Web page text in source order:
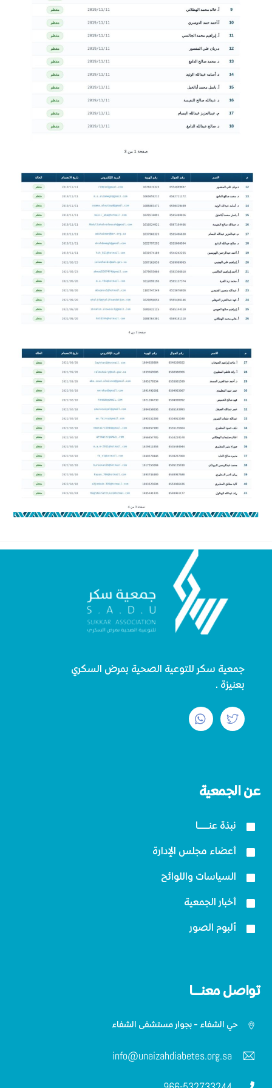
جمعية سكر للتوعية الصحية بمرض السكري
بعنيزة.
عن الجمعية
نبذة عنــــــا
أعضاء مجلس الإدارة
السياسات واللوائح
أخبار الجمعية
ألبوم الصور
تواصل معنـــا
حي الشفاء - بجوار مستشفى الشفاء
info@unaizahdiabetes.org.sa